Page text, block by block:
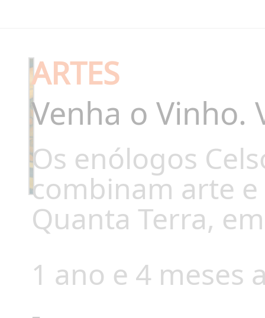
ARTES
Venha o Vinho.
Os enólogos
combinam arte
Quanta Terra,
1 ano e 4 meses